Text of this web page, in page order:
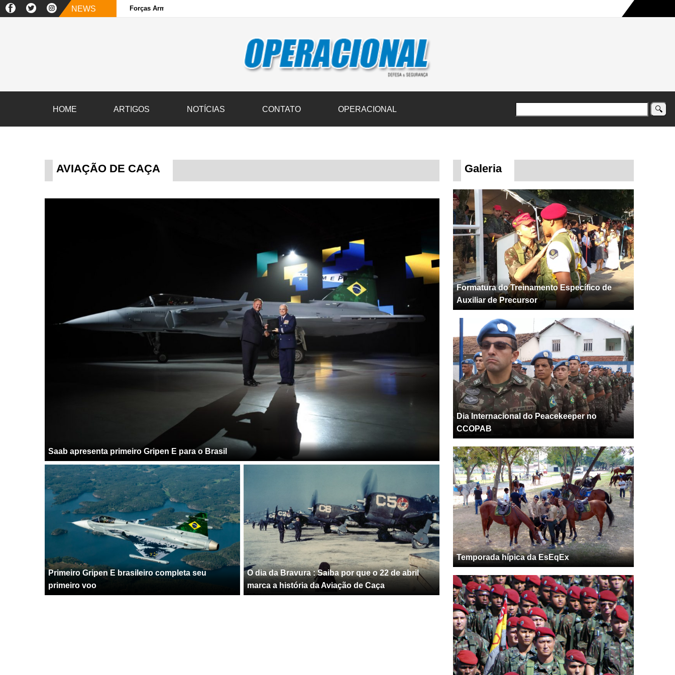
NEWS Forças Armadas e sociedade civil transportam 3,6 mil toneladas de donativos ao Rio Grande do Sul na maior campanha humanitária já registrada no país
HOME ARTIGOS NOTÍCIAS CONTATO OPERACIONAL
AVIAÇÃO DE CAÇA
Saab apresenta primeiro Gripen E para o Brasil
Primeiro Gripen E brasileiro completa seu
primeiro voo
O dia da Bravura : Saiba por que o 22 de abril
marca a história da Aviação de Caça
Galeria
Formatura do Treinamento Específico de
Auxiliar de Precursor
Dia Internacional do Peacekeeper no
CCOPAB
Temporada hípica da EsEqEx